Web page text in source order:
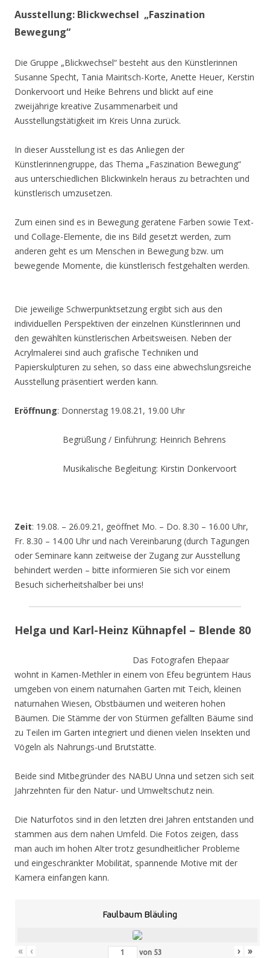
Ausstellung: Blickwechsel „Faszination
Bewegung“
Die Gruppe „Blickwechsel“ besteht aus den Künstlerinnen
Susanne Specht, Tania Mairitsch-Korte, Anette Heuer, Kerstin
Donkervoort und Heike Behrens und blickt auf eine
zweijährige kreative Zusammenarbeit und
Ausstellungstätigkeit im Kreis Unna zurück.
In dieser Ausstellung ist es das Anliegen der
Künstlerinnengruppe, das Thema „Faszination Bewegung“
aus unterschiedlichen Blickwinkeln heraus zu betrachten und
künstlerisch umzusetzen.
Zum einen sind es in Bewegung geratene Farben sowie Text-
und Collage-Elemente, die ins Bild gesetzt werden, zum
anderen geht es um Menschen in Bewegung bzw. um
bewegende Momente, die künstlerisch festgehalten werden.
Die jeweilige Schwerpunktsetzung ergibt sich aus den
individuellen Perspektiven der einzelnen Künstlerinnen und
den gewählten künstlerischen Arbeitsweisen. Neben der
Acrylmalerei sind auch grafische Techniken und
Papierskulpturen zu sehen, so dass eine abwechslungsreiche
Ausstellung präsentiert werden kann.
Eröffnung: Donnerstag 19.08.21, 19.00 Uhr
Begrüßung / Einführung: Heinrich Behrens
Musikalische Begleitung: Kirstin Donkervoort
Zeit: 19.08. – 26.09.21, geöffnet Mo. – Do. 8.30 – 16.00 Uhr,
Fr. 8.30 – 14.00 Uhr und nach Vereinbarung (durch Tagungen
oder Seminare kann zeitweise der Zugang zur Ausstellung
behindert werden – bitte informieren Sie sich vor einem
Besuch sicherheitshalber bei uns!
Helga und Karl-Heinz Kühnapfel – Blende 80
Das Fotografen Ehepaar
wohnt in Kamen-Methler in einem von Efeu begrüntem Haus
umgeben von einem naturnahen Garten mit Teich, kleinen
naturnahen Wiesen, Obstbäumen und weiteren hohen
Bäumen. Die Stämme der von Stürmen gefällten Bäume sind
zu Teilen im Garten integriert und dienen vielen Insekten und
Vögeln als Nahrungs-und Brutstätte.
Beide sind Mitbegründer des NABU Unna und setzen sich seit
Jahrzehnten für den Natur- und Umweltschutz nein.
Die Naturfotos sind in den letzten drei Jahren entstanden und
stammen aus dem nahen Umfeld. Die Fotos zeigen, dass
man auch im hohen Alter trotz gesundheitlicher Probleme
und eingeschränkter Mobilität, spannende Motive mit der
Kamera einfangen kann.
Faulbaum Bläuling
« ‹ von 53 › »